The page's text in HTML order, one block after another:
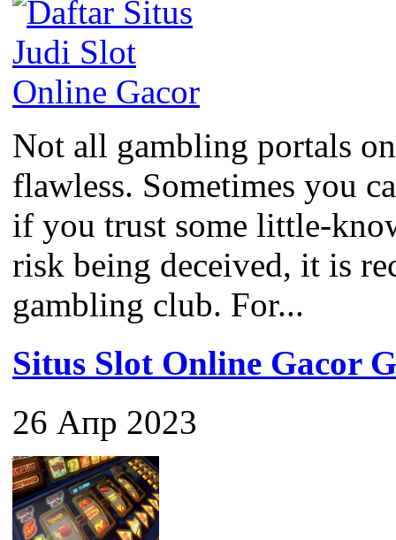
Not all gambling portals
flawless. Sometimes you
if you trust some little-
risk being deceived, it is
gambling club. For...
Situs Slot Online Gacor
26 Апр 2023